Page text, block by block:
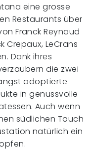
eine grosse
Restaurants über
Franck Reynaud
Crepaux, LeCrans
Dank ihres
die zwei
adoptierte
in genussvolle
Auch wenn
südlichen Touch
natürlich ein